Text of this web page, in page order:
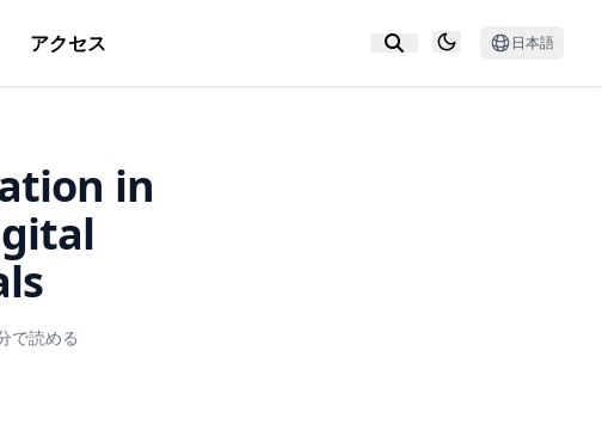
アクセス 日本語
in
で読める